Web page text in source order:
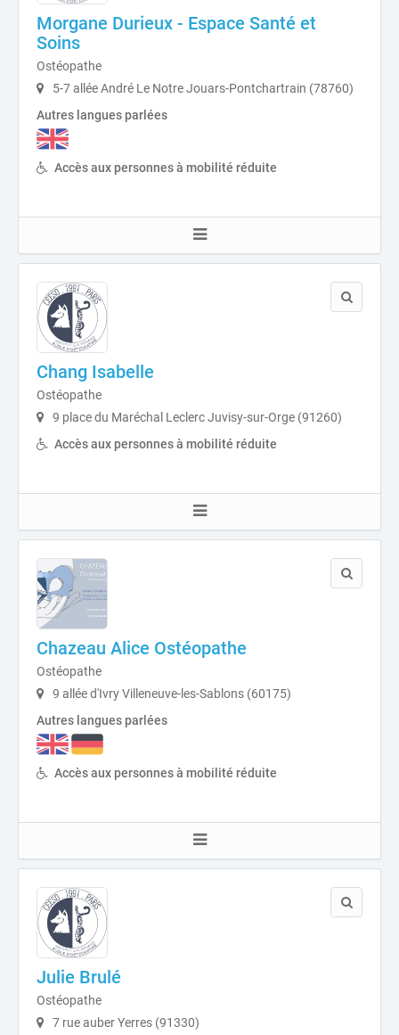
Morgane Durieux - Espace Santé et
Soins
Ostéopathe
5-7 allée André Le Notre Jouars-Pontchartrain (78760)
Autres langues parlées
Accès aux personnes à mobilité réduite
Chang Isabelle
Ostéopathe
9 place du Maréchal Leclerc Juvisy-sur-Orge (91260)
Accès aux personnes à mobilité réduite
Chazeau Alice Ostéopathe
Ostéopathe
9 allée d'Ivry Villeneuve-les-Sablons (60175)
Autres langues parlées
Accès aux personnes à mobilité réduite
Julie Brulé
Ostéopathe
7 rue auber Yerres (91330)